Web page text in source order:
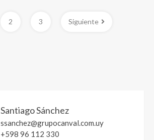
2 3 Siguiente
Santiago Sánchez
ssanchez@grupocanval.com.uy
+598 96 112 330